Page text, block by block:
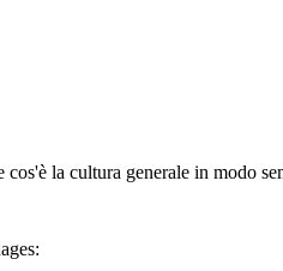
cos'è la cultura generale in modo